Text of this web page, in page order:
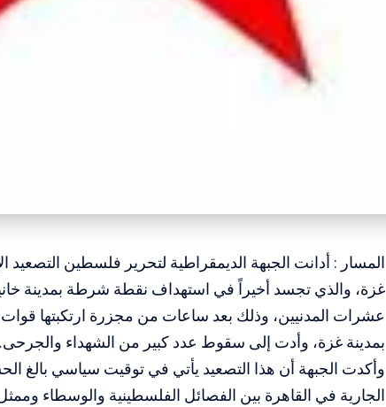
المسار : أدانت الجبهة الديمقراطية لتحرير فلسطين
غزة، والذي تجسد أخيراً في استهداف نقطة شرطة بمدينة
عشرات المدنيين، وذلك بعد ساعات من مجزرة ارتكبتها
بمدينة غزة، وأدت إلى سقوط عدد كبير من الشهداء والجرحى.
وأكدت الجبهة أن هذا التصعيد يأتي في توقيت سياسي بالغ
الجارية في القاهرة بين الفصائل الفلسطينية والوسطاء